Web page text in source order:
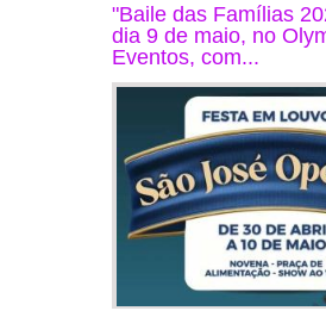
"Baile das Famílias
dia 9 de maio, no
Eventos, com...